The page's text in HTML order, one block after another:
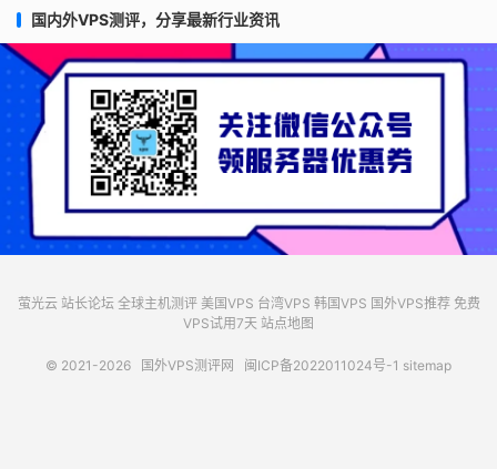
国内外VPS测评，分享最新行业资讯
萤光云 站长论坛 全球主机测评 美国VPS 台湾VPS 韩国VPS 国外VPS推荐 免费
VPS试用7天 站点地图
© 2021-2026 国外VPS测评网 闽ICP备2022011024号-1 sitemap